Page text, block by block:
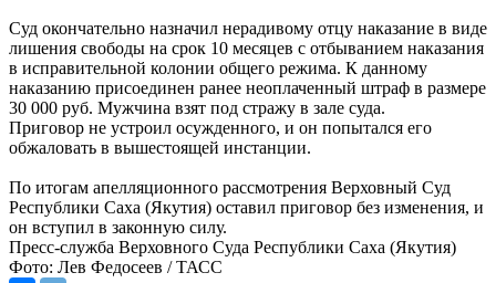
Суд окончательно назначил нерадивому отцу наказание в виде
лишения свободы на срок 10 месяцев с отбыванием наказания
в исправительной колонии общего режима. К данному
наказанию присоединен ранее неоплаченный штраф в размере
30 000 руб. Мужчина взят под стражу в зале суда.
Приговор не устроил осужденного, и он попытался его
обжаловать в вышестоящей инстанции.
По итогам апелляционного рассмотрения Верховный Суд
Республики Саха (Якутия) оставил приговор без изменения, и
он вступил в законную силу.
Пресс-служба Верховного Суда Республики Саха (Якутия)
Фото: Лев Федосеев / ТАСС